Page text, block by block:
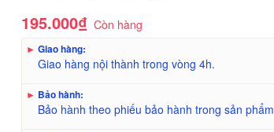
195.000₫ Còn hàng
► Giao hàng:
Giao hàng nội thành trong vòng 4h.
► Bảo hành:
Bảo hành theo phiếu bảo hành trong sản